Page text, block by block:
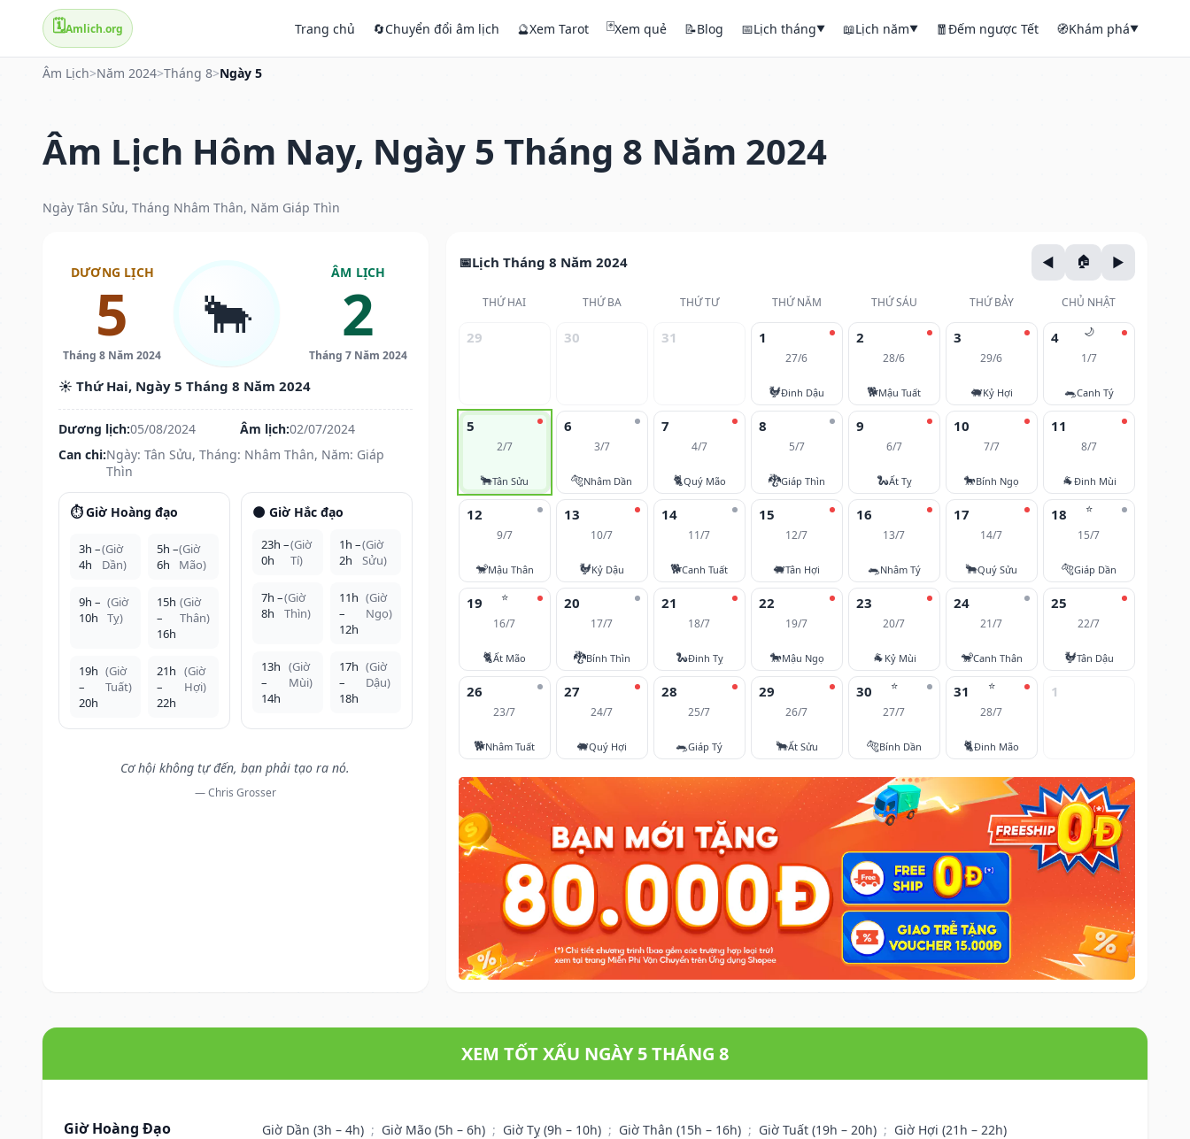
🗓️Amlich.org Trang chủ 🔄Chuyển đổi âm lịch 🔮Xem Tarot 🃏Xem quẻ 📝Blog 📅Lịch tháng▼ 📖Lịch năm▼ 🧧Đếm ngược Tết 🧭Khám phá▼
Âm Lịch>Năm 2024>Tháng 8>Ngày 5
Âm Lịch Hôm Nay, Ngày 5 Tháng 8 Năm 2024
Ngày Tân Sửu, Tháng Nhâm Thân, Năm Giáp Thìn
DƯƠNG LỊCH
5
Tháng 8 Năm 2024
🐂
ÂM LỊCH
2
Tháng 7 Năm 2024
☀️ Thứ Hai, Ngày 5 Tháng 8 Năm 2024
Dương lịch:05/08/2024 Âm lịch:02/07/2024
Can chi:Ngày: Tân Sửu, Tháng: Nhâm Thân, Năm: Giáp
Thìn
⏱️ Giờ Hoàng đạo
3h –
4h
(Giờ
Dần)
5h –
6h
(Giờ
Mão)
9h –
10h
(Giờ
Tỵ)
15h
–
16h
(Giờ
Thân)
19h
–
20h
(Giờ
Tuất)
21h
–
22h
(Giờ
Hợi)
🌑 Giờ Hắc đạo
23h –
0h
(Giờ
Tí)
1h –
2h
(Giờ
Sửu)
7h –
8h
(Giờ
Thìn)
11h
–
12h
(Giờ
Ngọ)
13h
–
14h
(Giờ
Mùi)
17h
–
18h
(Giờ
Dậu)
Cơ hội không tự đến, bạn phải tạo ra nó.
— Chris Grosser
Lịch Tháng 8 Năm 2024
THỨ HAI THỨ BA THỨ TƯ THỨ NĂM THỨ SÁU THỨ BẢY CHỦ NHẬT
29 30 31 1
27/6
🐓Đinh Dậu
2
28/6
🐕Mậu Tuất
3
29/6
🐖Kỷ Hợi
🌙
4
1/7
🐀Canh Tý
5
2/7
🐂Tân Sửu
6
3/7
🐅Nhâm Dần
7
4/7
🐈Quý Mão
8
5/7
🐉Giáp Thìn
9
6/7
🐍Ất Tỵ
10
7/7
🐎Bính Ngọ
11
8/7
🐐Đinh Mùi
12
9/7
🐒Mậu Thân
13
10/7
🐓Kỷ Dậu
14
11/7
🐕Canh Tuất
15
12/7
🐖Tân Hợi
16
13/7
🐀Nhâm Tý
17
14/7
🐂Quý Sửu
⭐
18
15/7
🐅Giáp Dần
⭐
19
16/7
🐈Ất Mão
20
17/7
🐉Bính Thìn
21
18/7
🐍Đinh Tỵ
22
19/7
🐎Mậu Ngọ
23
20/7
🐐 Kỷ Mùi
24
21/7
🐒Canh Thân
25
22/7
🐓Tân Dậu
26
23/7
🐕Nhâm Tuất
27
24/7
🐖Quý Hợi
28
25/7
🐀Giáp Tý
29
26/7
🐂Ất Sửu
⭐
30
27/7
🐅Bính Dần
⭐
31
28/7
🐈Đinh Mão
1
XEM TỐT XẤU NGÀY 5 THÁNG 8
Giờ Hoàng Đạo Giờ Dần (3h – 4h) ; Giờ Mão (5h – 6h) ; Giờ Tỵ (9h – 10h) ; Giờ Thân (15h – 16h) ; Giờ Tuất (19h – 20h) ; Giờ Hợi (21h – 22h)